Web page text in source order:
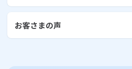
お客さまの声